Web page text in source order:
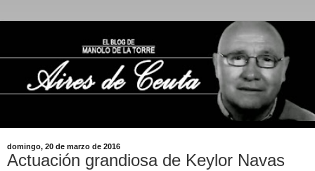
domingo, 20 de marzo de 2016
Actuación grandiosa de Keylor Navas